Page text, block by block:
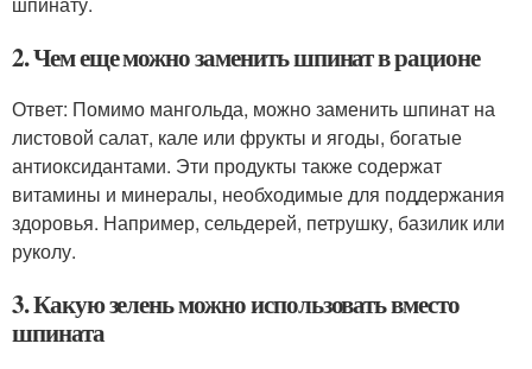
2. Чем еще можно заменить шпинат в рационе
Ответ: Помимо мангольда, можно заменить шпинат на
листовой салат, кале или фрукты и ягоды, богатые
антиоксидантами. Эти продукты также содержат
витамины и минералы, необходимые для поддержания
здоровья. Например, сельдерей, петрушку, базилик или
руколу.
3. Какую зелень можно использовать вместо
шпината